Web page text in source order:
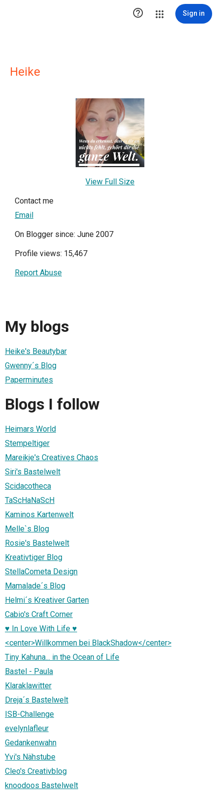
 Sign in
Heike
View Full Size
Contact me
Email
On Blogger since: June 2007
Profile views: 15,467
Report Abuse
My blogs
Heike's Beautybar
Gwenny´s Blog
Paperminutes
Blogs I follow
Heimars World
Stempeltiger
Mareikje's Creatives Chaos
Siri's Bastelwelt
Scidacotheca
TaScHaNaScH
Kaminos Kartenwelt
Melle`s Blog
Rosie's Bastelwelt
Kreativtiger Blog
StellaCometa Design
Mamalade´s Blog
Helmi´s Kreativer Garten
Cabio's Craft Corner
♥ In Love With Life ♥
<center>Willkommen bei BlackShadow</center>
Tiny Kahuna... in the Ocean of Life
Bastel - Paula
Klaraklawitter
Dreja´s Bastelwelt
ISB-Challenge
evelynlafleur
Gedankenwahn
Yvi's Nähstube
Cleo's Creativblog
knoodoos Bastelwelt